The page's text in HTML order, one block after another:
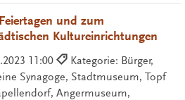
und zum
Kultureinrichtungen
11:00
Kategorie: Bürger,
Synagoge, Stadtmuseum, Topf
Angermuseum,